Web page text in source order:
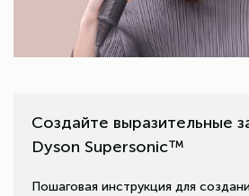
Создайте выразительные
Dyson Supersonic™
Пошаговая инструкция для